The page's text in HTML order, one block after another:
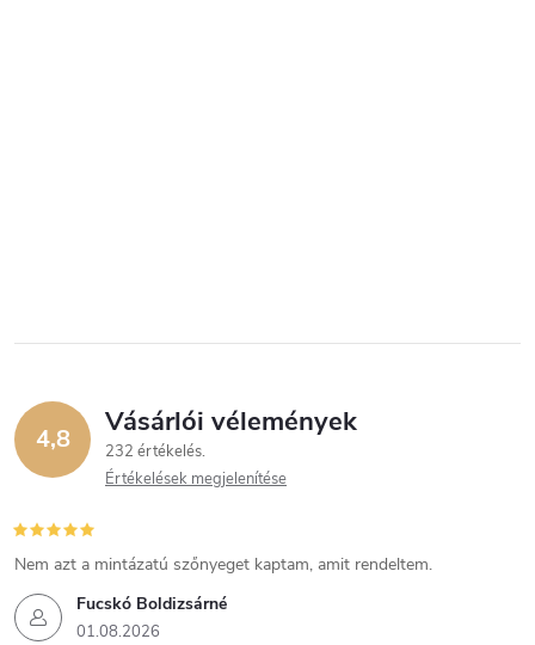
4,8 Vásárlói vélemények
232 értékelés
Értékelések megjelenítése
Fucskó Boldizsárné
01.08.2026
Nem azt a mintázatú szőnyeget kaptam, amit rendeltem.